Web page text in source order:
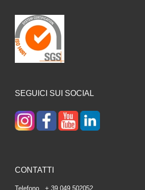
SEGUICI SUI SOCIAL
CONTATTI
Telefono + 39 049 502052